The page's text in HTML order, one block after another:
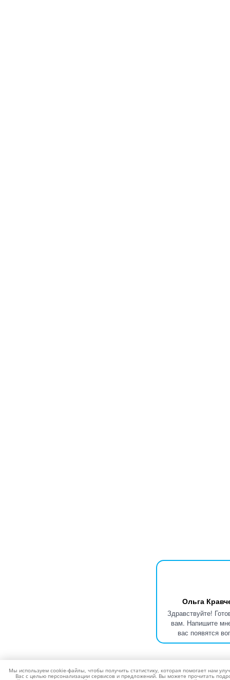
Ольга
Здравствуйте!
вам. Напишите
вас появятся
Мы используем cookie-файлы, чтобы получить статистику, которая помогает нам
Вас с целью персонализации сервисов и предложений. Вы можете прочитать